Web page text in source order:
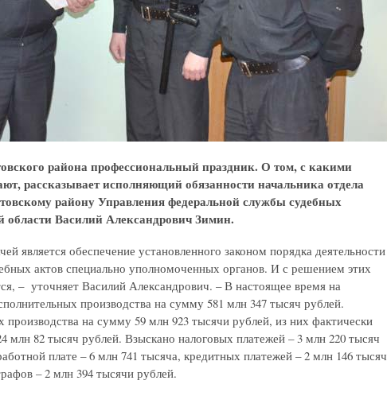
района профессиональный праздник. О том, с какими
рассказывает исполняющий обязанности начальника отдела
району Управления федеральной службы судебных
области Василий Александрович Зимин.
является обеспечение установленного законом порядка деятельности
актов специально уполномоченных органов. И с решением этих
– уточняет Василий Александрович. – В настоящее время на
производства на сумму 581 млн 347 тысяч рублей.
производства на сумму 59 млн 923 тысячи рублей, из них фактически
млн 82 тысяч рублей. Взыскано налоговых платежей – 3 млн 220 тысяч
плате – 6 млн 741 тысяча, кредитных платежей – 2 млн 146 тысяч
– 2 млн 394 тысячи рублей.